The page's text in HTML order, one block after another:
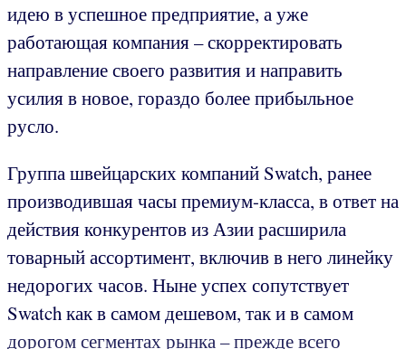
идею в успешное предприятие, а уже
работающая компания – скорректировать
направление своего развития и направить
усилия в новое, гораздо более прибыльное
русло.
Группа швейцарских компаний Swatch, ранее
производившая часы премиум-класса, в ответ на
действия конкурентов из Азии расширила
товарный ассортимент, включив в него линейку
недорогих часов. Ныне успех сопутствует
Swatch как в самом дешевом, так и в самом
дорогом сегментах рынка – прежде всего